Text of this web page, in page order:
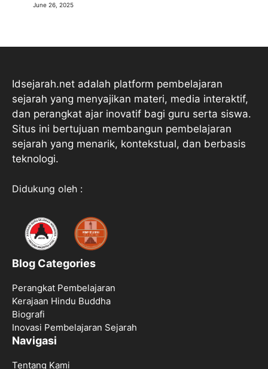
June 26, 2025
Idsejarah.net adalah platform pembelajaran
sejarah yang menyajikan materi, media interaktif,
dan perangkat ajar inovatif bagi guru serta siswa.
Situs ini bertujuan membangun pembelajaran
sejarah yang menarik, kontekstual, dan berbasis
teknologi.
Didukung oleh :
Blog Categories
Perangkat Pembelajaran
Kerajaan Hindu Buddha
Biografi
Inovasi Pembelajaran Sejarah
Navigasi
Tentang Kami